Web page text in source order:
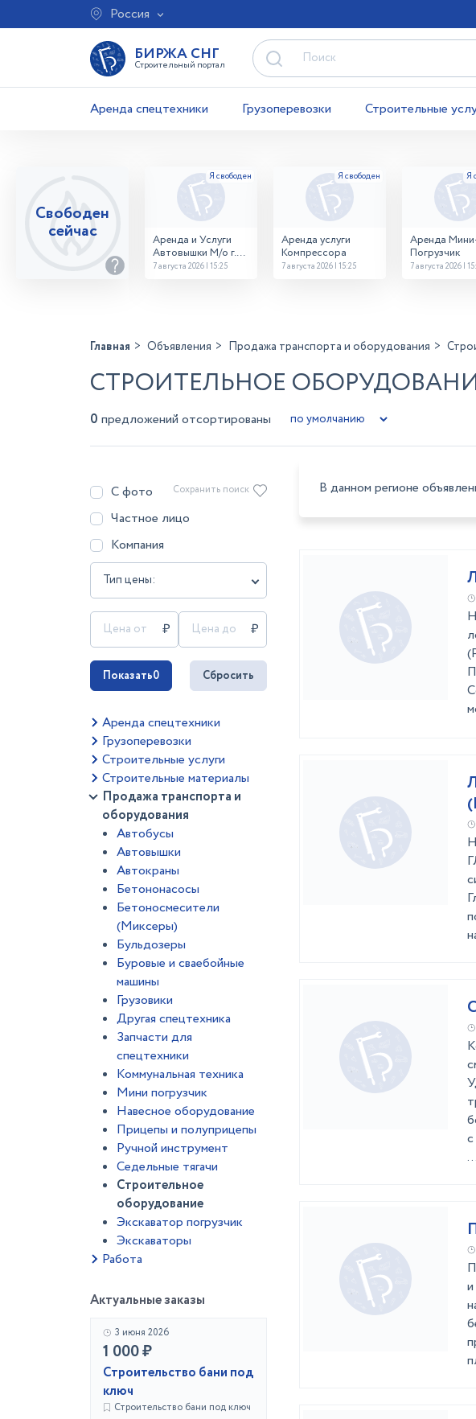
Россия
БИРЖА СНГ
Строительный портал
Аренда спецтехники Грузоперевозки Строительные
Свободен
сейчас
Аренда и Услуги
Автовышки М/о г.
Домодедово
7 августа 2026 | 15:25
Аренда услуги
Компрессора
7 августа 2026 | 15:25
Аренда
Погрузчик
7 августа 2026 |
Главная Объявления Продажа транспорта и оборудования
СТРОИТЕЛЬНОЕ
0 предложений отсортированы
С фото
Частное лицо
Компания
Тип цены:
Сохранить поиск
Показать0 Сбросить
Аренда спецтехники
Грузоперевозки
Строительные услуги
Строительные материалы
Продажа транспорта и
оборудования
Автобусы
Автовышки
Автокраны
Бетононасосы
Бетоносмесители
(Миксеры)
Бульдозеры
Буровые и сваебойные
машины
Грузовики
Другая спецтехника
Запчасти для
спецтехники
Коммунальная техника
Мини погрузчик
Навесное оборудование
Прицепы и полуприцепы
Ручной инструмент
Седельные тягачи
Строительное
оборудование
Экскаватор погрузчик
Экскаваторы
Работа
Актуальные заказы
3 июня 2026
1 000 ₽
Строительство бани под
ключ
Строительство бани под ключ
В данном регионе
...